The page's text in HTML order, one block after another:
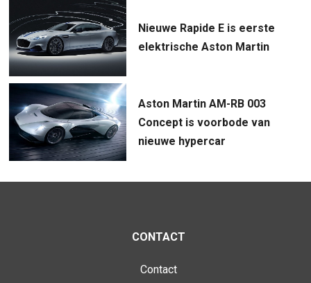
Nieuwe Rapide E is eerste
elektrische Aston Martin
Aston Martin AM-RB 003
Concept is voorbode van
nieuwe hypercar
CONTACT
Contact